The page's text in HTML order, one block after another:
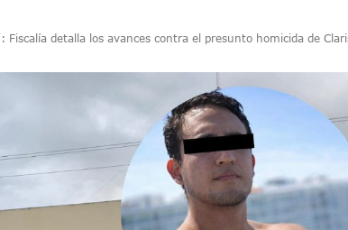
Caída En Ocupación Hotelera En Mayo, Junio Y Julio
Para Puerto Vallarta Ante La Virgen De Guadalupe
Nacional Para Sembrar 6.6 Millones De Árboles
Virtual De Un Menor De 13 Años En Puerto Vallarta
Encabezan Las Principales Causas De Enfermedad En Jalisco
De La Cultura En Mascota Con Nuevo Auditorio
De Los Archivos Municipales En Puerto Vallarta
Fiscalía detalla los avances contra el presunto homicida de